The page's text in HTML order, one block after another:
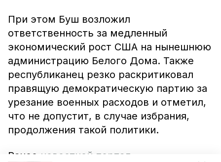
При этом Буш возложил
ответственность за медленный
экономический рост США на нынешнюю
администрацию Белого Дома. Также
республиканец резко раскритиковал
правящую демократическую партию за
урезание военных расходов и отметил,
что не допустит, в случае избрания,
продолжения такой политики.
Ранее новостной портал